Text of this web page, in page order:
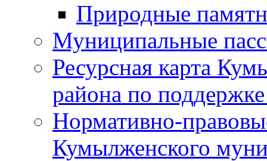
Природные
Муниципальные
Ресурсная карта
района по
Нормативно-
Кумылженского